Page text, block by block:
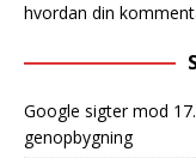
hvordan din
Google sigter mod
genopbygning